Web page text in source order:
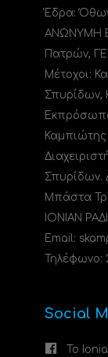
Έδρα:
ΑΝΩΝΥΜΗ
Πατρών,
Μέτοχοι:
Σπυρίδων,
Σπυρίδων.
Μπάστα
ΙΟΝΙΑΝ
Email:
Τηλέφωνο:
Social
Το